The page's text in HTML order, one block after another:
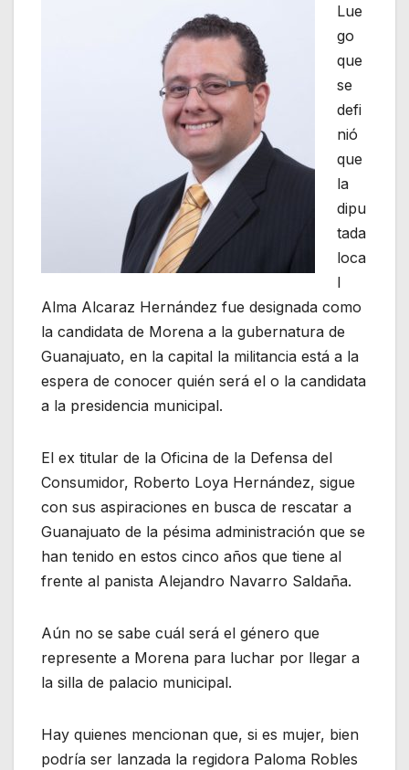
Lue
go
que
se
defi
nió
que
la
dipu
tada
loca
l
Alma Alcaraz Hernández fue designada como
la candidata de Morena a la gubernatura de
Guanajuato, en la capital la militancia está a la
espera de conocer quién será el o la candidata
a la presidencia municipal.
El ex titular de la Oficina de la Defensa del
Consumidor, Roberto Loya Hernández, sigue
con sus aspiraciones en busca de rescatar a
Guanajuato de la pésima administración que se
han tenido en estos cinco años que tiene al
frente al panista Alejandro Navarro Saldaña.
Aún no se sabe cuál será el género que
represente a Morena para luchar por llegar a
la silla de palacio municipal.
Hay quienes mencionan que, si es mujer, bien
podría ser lanzada la regidora Paloma Robles